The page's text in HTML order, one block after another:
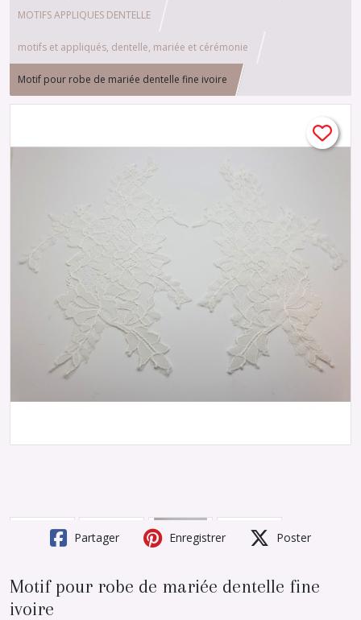
MOTIFS APPLIQUES DENTELLE
motifs et appliqués, dentelle, mariée et cérémonie
Motif pour robe de mariée dentelle fine ivoire
Partager Enregistrer Poster
Motif pour robe de mariée dentelle fine
ivoire